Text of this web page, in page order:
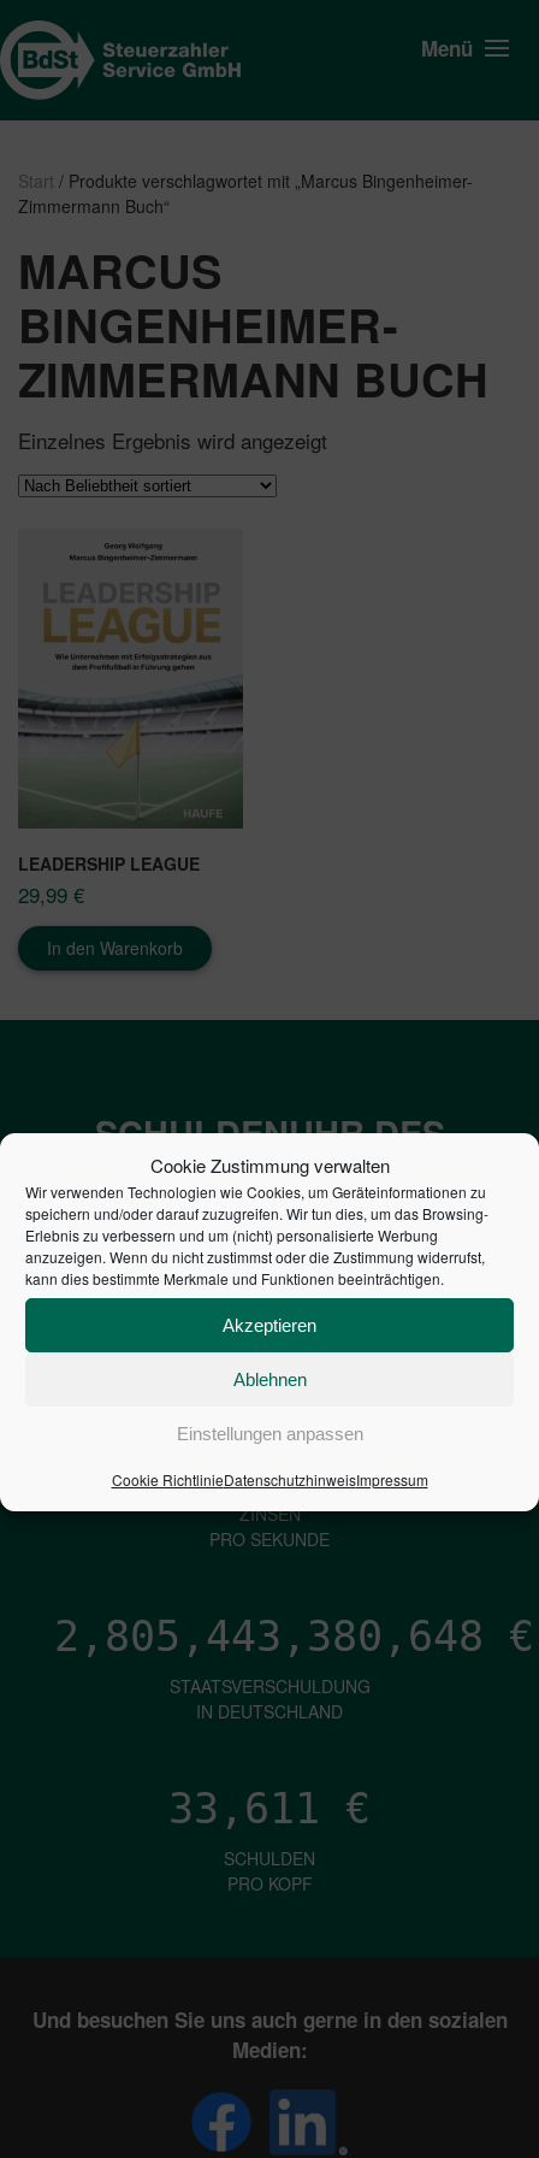
Cookie Zustimmung verwalten
Wir verwenden Technologien wie Cookies, um Geräteinformationen zu
speichern und/oder darauf zuzugreifen. Wir tun dies, um das Browsing-
Erlebnis zu verbessern und um (nicht) personalisierte Werbung
anzuzeigen. Wenn du nicht zustimmst oder die Zustimmung widerrufst,
kann dies bestimmte Merkmale und Funktionen beeinträchtigen.
Akzeptieren
Ablehnen
Einstellungen anpassen
Cookie RichtlinieDatenschutzhinweisImpressum
Menü
Start / Produkte verschlagwortet mit „Marcus Bingenheimer-
Zimmermann Buch“
MARCUS
BINGENHEIMER-
ZIMMERMANN BUCH
Einzelnes Ergebnis wird angezeigt
LEADERSHIP LEAGUE
29,99 €
In den Warenkorb
SCHULDENUHR DES
BUNDES DER
STEUERZAHLER
7,052€
NEUVERSCHULDUNG
1,601€
ZINSEN
PRO SEKUNDE
2,805,443,381,917 €
STAATSVERSCHULDUNG
IN DEUTSCHLAND
33,611 €
SCHULDEN
PRO KOPF
Und besuchen Sie uns auch gerne in den sozialen
Medien: